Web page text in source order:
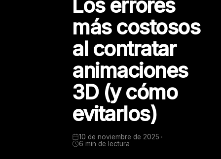
Los errores
más costosos
al contratar
animaciones
3D (y cómo
evitarlos)
10 de noviembre de 2025
6 min de lectura